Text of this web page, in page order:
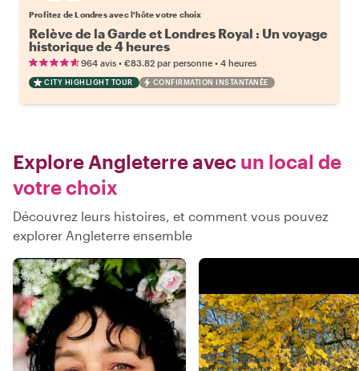
Profitez de Londres avec l'hôte votre choix
Relève de la Garde et Londres Royal : Un voyage
historique de 4 heures
964 avis • €83.82 par personne • 4 heures
CITY HIGHLIGHT TOUR CONFIRMATION INSTANTANÉE
Explore Angleterre avec un local de
votre choix
Découvrez leurs histoires, et comment vous pouvez
explorer Angleterre ensemble